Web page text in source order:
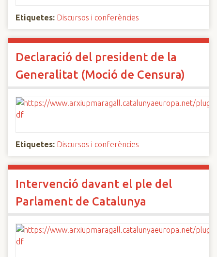
Etiquetes: Discursos i conferències
Declaració del president de la
Generalitat (Moció de Censura)
Etiquetes: Discursos i conferències
Intervenció davant el ple del
Parlament de Catalunya